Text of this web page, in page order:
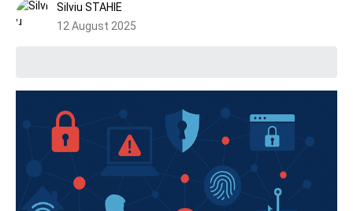
Silviu STAHIE
12 August 2025